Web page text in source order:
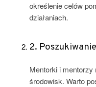
określenie celów
działaniach.
2.
Mentorki i
środowisk. Warto